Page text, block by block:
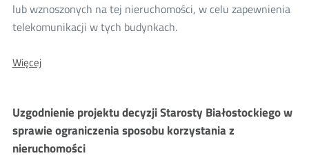
lub wznoszonych na tej nieruchomości, w celu zapewnienia
telekomunikacji w tych budynkach.
WięcejO:
Prezesa
UKE
dla
Itekom
Uzgodnienie projektu decyzji Starosty Białostockiego w
sprawie ograniczenia sposobu korzystania z
nieruchomości